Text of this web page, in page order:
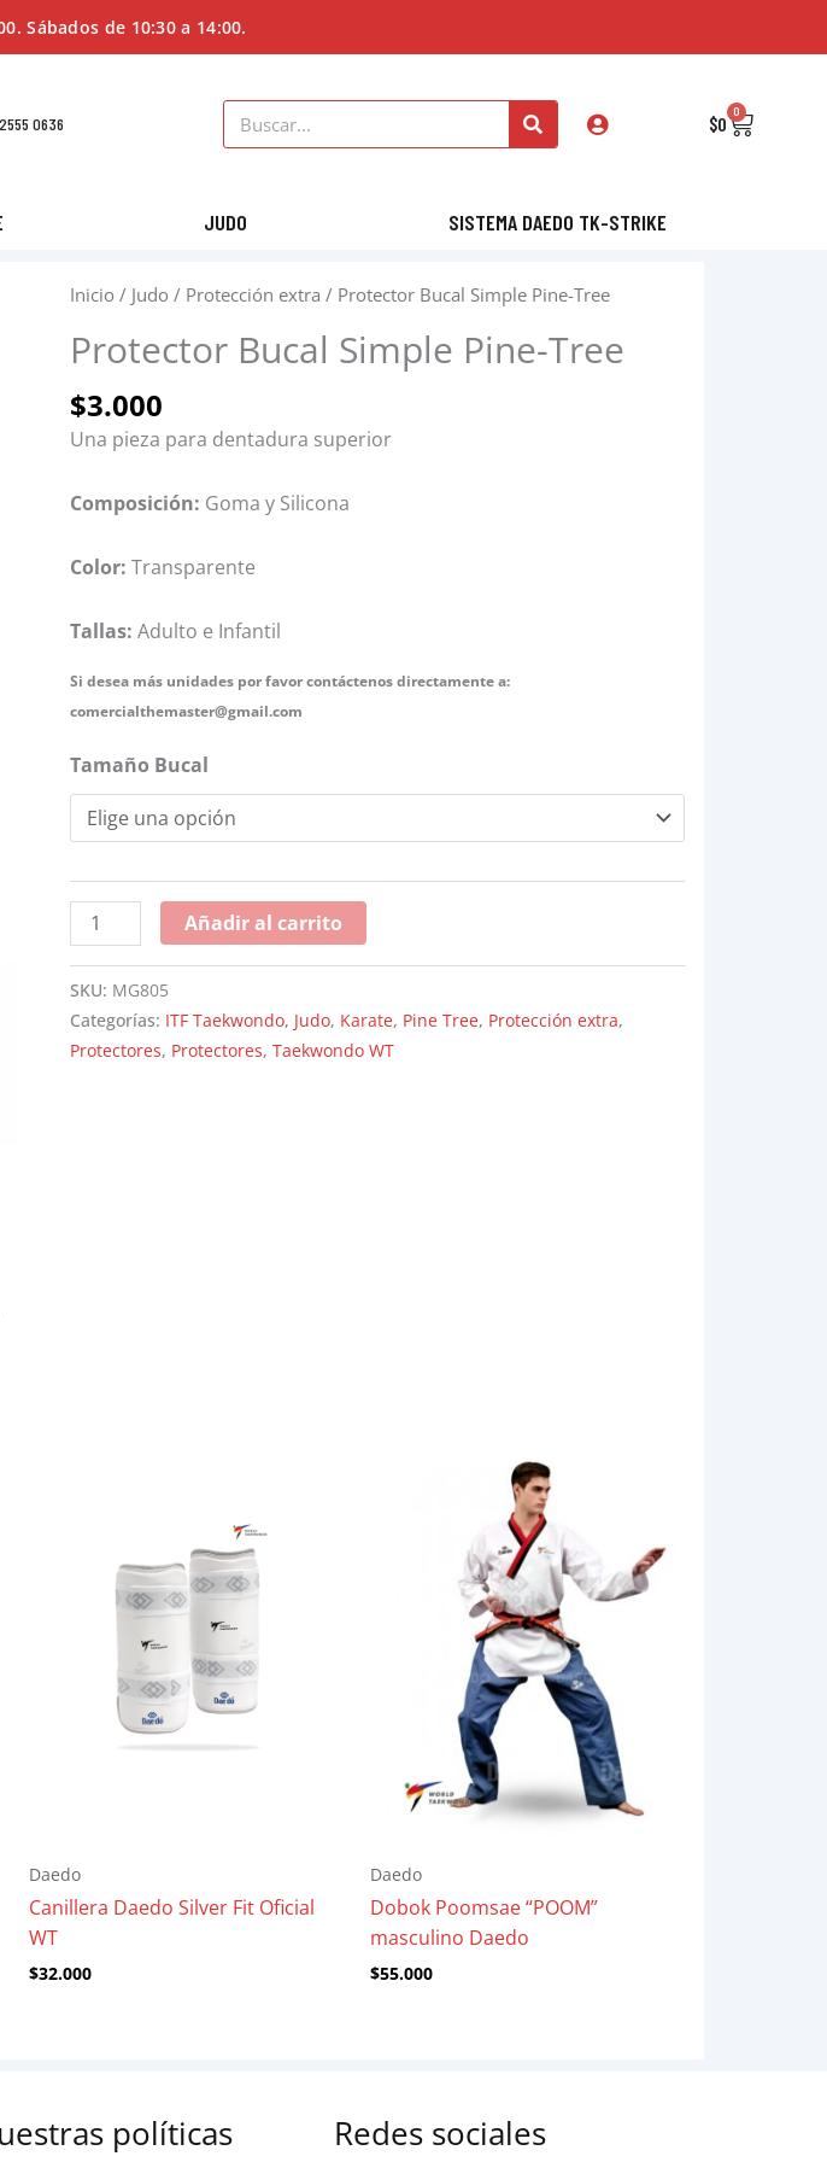
Sábados de 10:30 a 14:00.
0636 Search $0
0
Cart
JUDO SISTEMA DAEDO TK-STRIKE
Inicio / Judo / Protección extra / Protector Bucal Simple Pine-Tree
Protector Bucal Simple Pine-Tree
$3.000
Una pieza para dentadura superior
Composición: Goma y Silicona
Color:Transparente
Tallas: Adulto e Infantil
Si desea más unidades por favor contáctenos directamente a:
comercialthemaster@gmail.com
Tamaño Bucal
Protector
Simple
Tree
cantidad
Añadir al carrito
SKU: MG805
Categorías: ITF Taekwondo, Judo, Karate, Pine Tree, Protección extra,
Protectores, Protectores,Taekwondo WT
Daedo
Canillera Daedo Silver Fit Oficial
WT
$32.000
Daedo
Dobok Poomsae “POOM”
masculino Daedo
$55.000
políticas Redes sociales